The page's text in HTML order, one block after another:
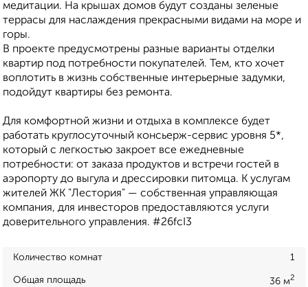
медитации. На крышах домов будут созданы зеленые
террасы для наслаждения прекрасными видами на море и
горы.
В проекте предусмотрены разные варианты отделки
квартир под потребности покупателей. Тем, кто хочет
воплотить в жизнь собственные интерьерные задумки,
подойдут квартиры без ремонта.
Для комфортной жизни и отдыха в комплексе будет
работать круглосуточный консьерж-сервис уровня 5*,
который с легкостью закроет все ежедневные
потребности: от заказа продуктов и встречи гостей в
аэропорту до выгула и дрессировки питомца. К услугам
жителей ЖК "Лестория" — собственная управляющая
компания, для инвесторов предоставляются услуги
доверительного управления. #26fcI3
Количество комнат 1
Общая площадь 36 м2